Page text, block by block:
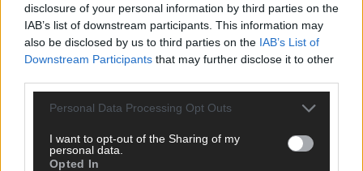
disclosure of your personal information by third parties on the
IAB’s list of downstream participants. This information may
also be disclosed by us to third parties on the IAB’s List of
Downstream Participants that may further disclose it to other
Personal Data Processing Opt Outs
I want to opt-out of the Sharing of my
personal data.
Opted In
SCHNELL ZUM RESSORT